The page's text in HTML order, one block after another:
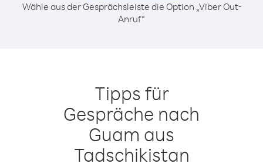
Wähle aus der Gesprächsleiste die Option „Viber Out-
Anruf“
Tipps für
Gespräche nach
Guam aus
Tadschikistan